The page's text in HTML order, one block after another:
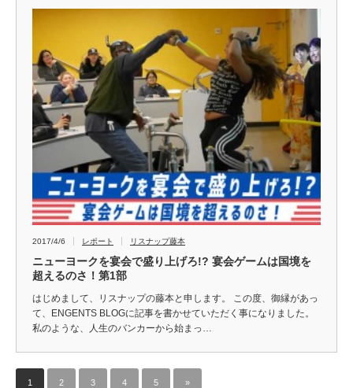
2017/4/6 レポート リスナップ藤本
ニューヨークを宴会で盛り上げろ!? 宴会ゲームは国境を
超えるのさ！第1部
はじめまして、リスナップの藤本と申します。 この度、御縁があっ
て、ENGENTS BLOGに記事を書かせていただく事になりました。
私のような、人生のバンカーから始まっ…
1 2 3 4 5 »